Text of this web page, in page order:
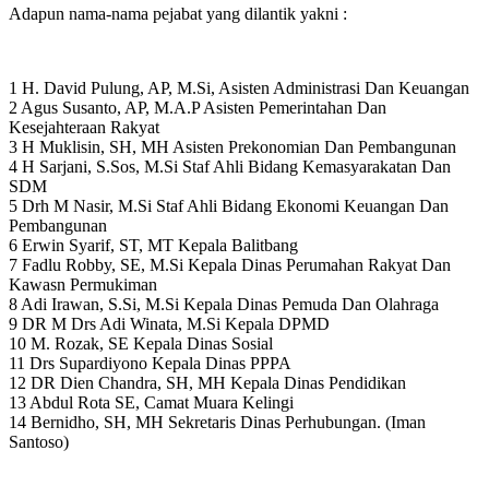
Adapun nama-nama pejabat yang dilantik yakni :
1 H. David Pulung, AP, M.Si, Asisten Administrasi Dan Keuangan
2 Agus Susanto, AP, M.A.P Asisten Pemerintahan Dan
Kesejahteraan Rakyat
3 H Muklisin, SH, MH Asisten Prekonomian Dan Pembangunan
4 H Sarjani, S.Sos, M.Si Staf Ahli Bidang Kemasyarakatan Dan
SDM
5 Drh M Nasir, M.Si Staf Ahli Bidang Ekonomi Keuangan Dan
Pembangunan
6 Erwin Syarif, ST, MT Kepala Balitbang
7 Fadlu Robby, SE, M.Si Kepala Dinas Perumahan Rakyat Dan
Kawasn Permukiman
8 Adi Irawan, S.Si, M.Si Kepala Dinas Pemuda Dan Olahraga
9 DR M Drs Adi Winata, M.Si Kepala DPMD
10 M. Rozak, SE Kepala Dinas Sosial
11 Drs Supardiyono Kepala Dinas PPPA
12 DR Dien Chandra, SH, MH Kepala Dinas Pendidikan
13 Abdul Rota SE, Camat Muara Kelingi
14 Bernidho, SH, MH Sekretaris Dinas Perhubungan. (Iman
Santoso)